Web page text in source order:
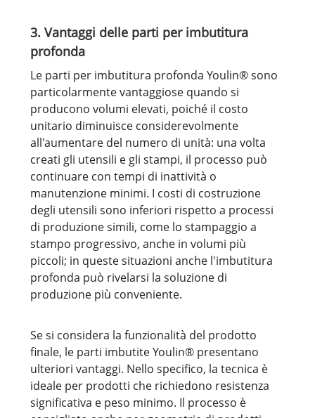
3. Vantaggi delle parti per imbutitura
profonda
Le parti per imbutitura profonda Youlin® sono
particolarmente vantaggiose quando si
producono volumi elevati, poiché il costo
unitario diminuisce considerevolmente
all'aumentare del numero di unità: una volta
creati gli utensili e gli stampi, il processo può
continuare con tempi di inattività o
manutenzione minimi. I costi di costruzione
degli utensili sono inferiori rispetto a processi
di produzione simili, come lo stampaggio a
stampo progressivo, anche in volumi più
piccoli; in queste situazioni anche l'imbutitura
profonda può rivelarsi la soluzione di
produzione più conveniente.
Se si considera la funzionalità del prodotto
finale, le parti imbutite Youlin® presentano
ulteriori vantaggi. Nello specifico, la tecnica è
ideale per prodotti che richiedono resistenza
significativa e peso minimo. Il processo è